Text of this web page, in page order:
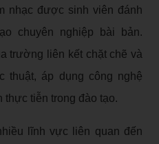
nhạc được sinh viên đánh
chuyên nghiệp bài bản.
trường liên kết chặt chẽ và
thuật, áp dụng công nghệ
tiễn trong đào tạo.
lĩnh vực liên quan đến